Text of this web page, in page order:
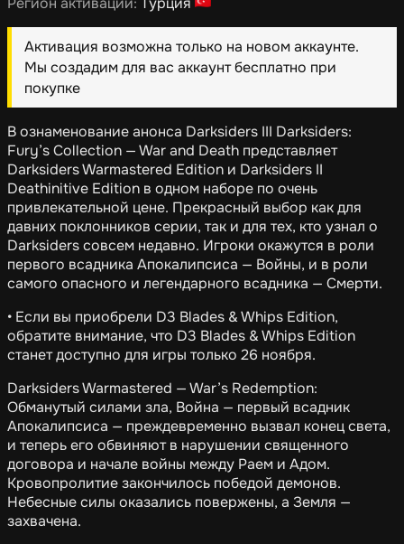
Активация возможна только на новом аккаунте.
Мы создадим для вас аккаунт бесплатно при
покупке
В ознаменование анонса Darksiders III Darksiders:
Fury’s Collection — War and Death представляет
Darksiders Warmastered Edition и Darksiders II
Deathinitive Edition в одном наборе по очень
привлекательной цене. Прекрасный выбор как для
давних поклонников серии, так и для тех, кто узнал о
Darksiders совсем недавно. Игроки окажутся в роли
первого всадника Апокалипсиса — Войны, и в роли
самого опасного и легендарного всадника — Смерти.
• Если вы приобрели D3 Blades & Whips Edition,
обратите внимание, что D3 Blades & Whips Edition
станет доступно для игры только 26 ноября.
Darksiders Warmastered — War’s Redemption:
Обманутый силами зла, Война — первый всадник
Апокалипсиса — преждевременно вызвал конец света,
и теперь его обвиняют в нарушении священного
договора и начале войны между Раем и Адом.
Кровопролитие закончилось победой демонов.
Небесные силы оказались повержены, а Земля —
захвачена.